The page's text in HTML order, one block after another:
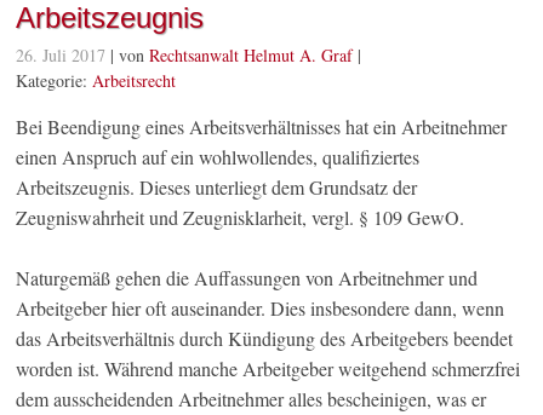
Arbeitszeugnis
26. Juli 2017 | vonRechtsanwalt Helmut A. Graf|
Kategorie:Arbeitsrecht
Bei Beendigung eines Arbeitsverhältnisses hat ein Arbeitnehmer
einen Anspruch auf ein wohlwollendes, qualifiziertes
Arbeitszeugnis. Dieses unterliegt dem Grundsatz der
Zeugniswahrheit und Zeugnisklarheit, vergl. § 109 GewO.
Naturgemäß gehen die Auffassungen von Arbeitnehmer und
Arbeitgeber hier oft auseinander. Dies insbesondere dann, wenn
das Arbeitsverhältnis durch Kündigung des Arbeitgebers beendet
worden ist. Während manche Arbeitgeber weitgehend schmerzfrei
dem ausscheidenden Arbeitnehmer alles bescheinigen, was er